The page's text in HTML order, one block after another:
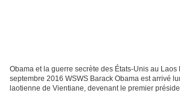
Obama et la guerre secrète des États-Unis au Laos
septembre 2016 WSWS Barack Obama est arrivé
laotienne de Vientiane, devenant le premier